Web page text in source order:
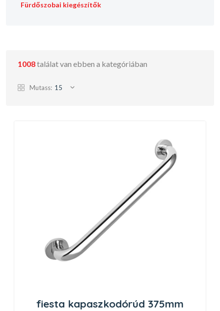
fürdőszobai kiegészítők
1008találat van ebben a kategóriában
Mutass: 15
fiesta kapaszkodórúd 375mm